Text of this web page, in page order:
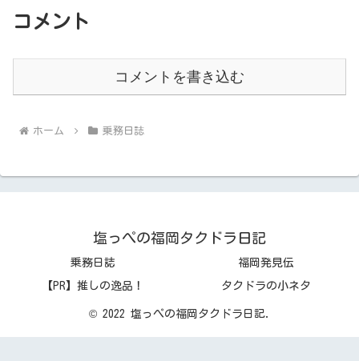
コメント
コメントを書き込む
ホーム 乗務日誌
塩っぺの福岡タクドラ日記
乗務日誌 福岡発見伝
【PR】推しの逸品！ タクドラの小ネタ
© 2022 塩っぺの福岡タクドラ日記.